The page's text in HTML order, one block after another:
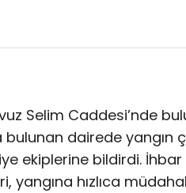
Selim Caddesi’nde
dairede yangın
ekiplerine bildirdi.
yangına hızlıca